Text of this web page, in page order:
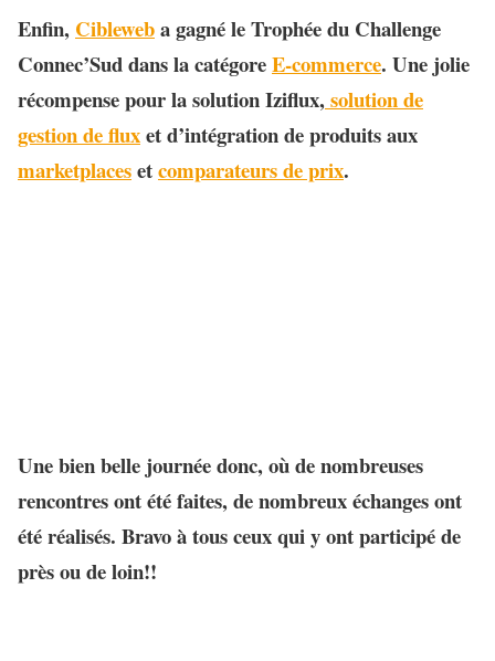
Enfin, Cibleweba gagné le Trophée du Challenge
Connec’Sud dans la catégoreE-commerce. Une jolie
récompense pour la solution Iziflux, solution de
gestion de fluxet d’intégration de produits aux
marketplacesetcomparateurs de prix.
Une bien belle journée donc, où de nombreuses
rencontres ont été faites, de nombreux échanges ont
été réalisés. Bravo à tous ceux qui y ont participé de
près ou de loin!!